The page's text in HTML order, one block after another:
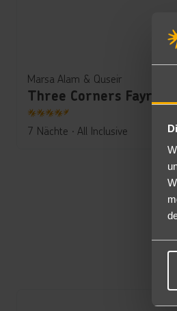
Marsa Alam & Quseir
4.5
7 Nächte ∙ All Inclusive